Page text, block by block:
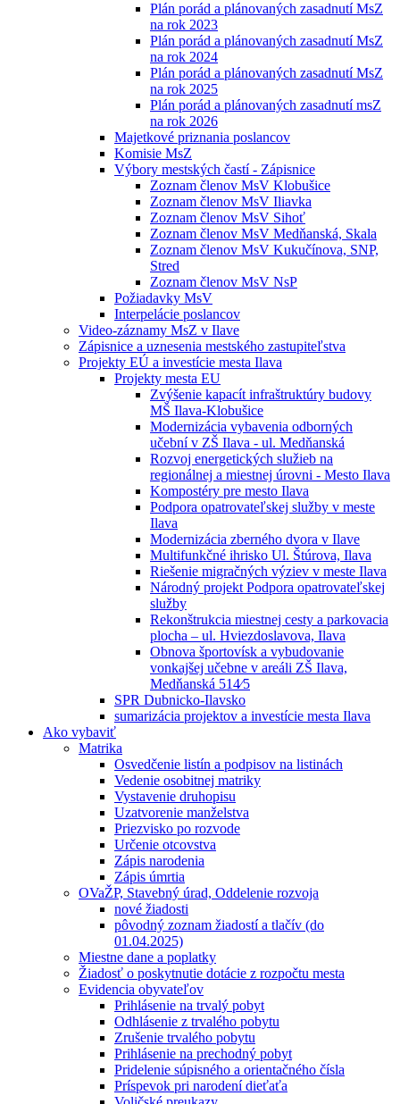
Plán porád a plánovaných zasadnutí MsZ
na rok 2023
Plán porád a plánovaných zasadnutí MsZ
na rok 2024
Plán porád a plánovaných zasadnutí MsZ
na rok 2025
Plán porád a plánovaných zasadnutí msZ
na rok 2026
Majetkové priznania poslancov
Komisie MsZ
Výbory mestských častí - Zápisnice
Zoznam členov MsV Klobušice
Zoznam členov MsV Iliavka
Zoznam členov MsV Sihoť
Zoznam členov MsV Medňanská, Skala
Zoznam členov MsV Kukučínova, SNP,
Stred
Zoznam členov MsV NsP
Požiadavky MsV
Interpelácie poslancov
Video-záznamy MsZ v Ilave
Zápisnice a uznesenia mestského zastupiteľstva
Projekty EÚ a investície mesta Ilava
Projekty mesta EU
Zvýšenie kapacít infraštruktúry budovy
MŠ Ilava-Klobušice
Modernizácia vybavenia odborných
učební v ZŠ Ilava - ul. Medňanská
Rozvoj energetických služieb na
regionálnej a miestnej úrovni - Mesto Ilava
Kompostéry pre mesto Ilava
Podpora opatrovateľskej služby v meste
Ilava
Modernizácia zberného dvora v Ilave
Multifunkčné ihrisko Ul. Štúrova, Ilava
Riešenie migračných výziev v meste Ilava
Národný projekt Podpora opatrovateľskej
služby
Rekonštrukcia miestnej cesty a parkovacia
plocha – ul. Hviezdoslavova, Ilava
Obnova športovísk a vybudovanie
vonkajšej učebne v areáli ZŠ Ilava,
Medňanská 514⁄5
SPR Dubnicko-Ilavsko
sumarizácia projektov a investície mesta Ilava
Ako vybaviť
Matrika
Osvedčenie listín a podpisov na listinách
Vedenie osobitnej matriky
Vystavenie druhopisu
Uzatvorenie manželstva
Priezvisko po rozvode
Určenie otcovstva
Zápis narodenia
Zápis úmrtia
OVaŽP, Stavebný úrad, Oddelenie rozvoja
nové žiadosti
pôvodný zoznam žiadostí a tlačív (do
01.04.2025)
Miestne dane a poplatky
Žiadosť o poskytnutie dotácie z rozpočtu mesta
Evidencia obyvateľov
Prihlásenie na trvalý pobyt
Odhlásenie z trvalého pobytu
Zrušenie trvalého pobytu
Prihlásenie na prechodný pobyt
Pridelenie súpisného a orientačného čísla
Príspevok pri narodení dieťaťa